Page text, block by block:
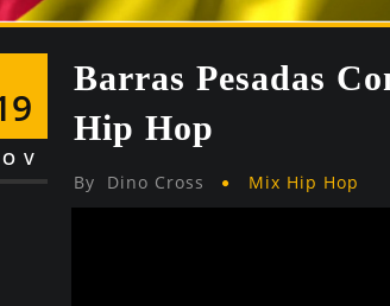
Barras Pesadas
Hip Hop
By Dino Cross Mix Hip Hop